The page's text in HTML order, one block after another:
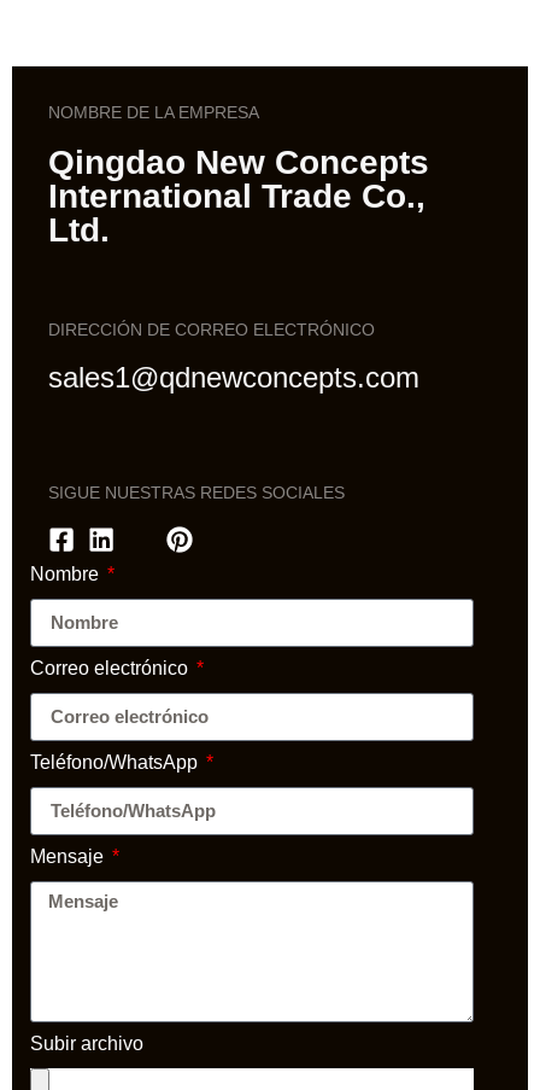
NOMBRE DE LA EMPRESA
Qingdao New Concepts
International Trade Co.,
Ltd.
DIRECCIÓN DE CORREO ELECTRÓNICO
sales1@qdnewconcepts.com
SIGUE NUESTRAS REDES SOCIALES
Nombre
Correo electrónico
Teléfono/WhatsApp
Mensaje
Subir archivo